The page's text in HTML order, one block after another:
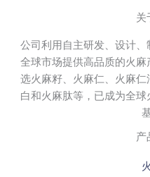
关
公司利用自主研发、设计
全球市场提供高品质的火
选火麻籽、火麻仁、火麻
白和火麻肽等，已成为全
产